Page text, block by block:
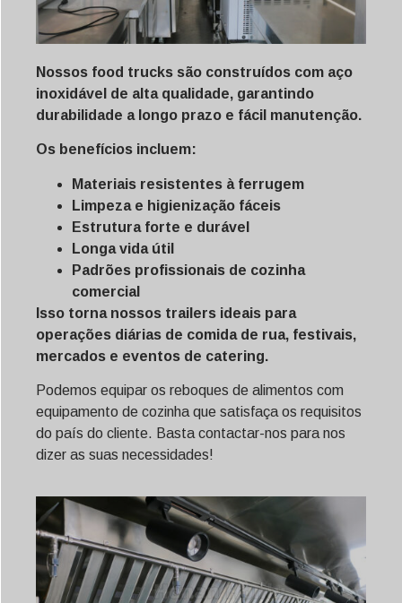
Nossos food trucks são construídos com aço
inoxidável de alta qualidade, garantindo
durabilidade a longo prazo e fácil manutenção.
Os benefícios incluem:
Materiais resistentes à ferrugem
Limpeza e higienização fáceis
Estrutura forte e durável
Longa vida útil
Padrões profissionais de cozinha
comercial
Isso torna nossos trailers ideais para
operações diárias de comida de rua, festivais,
mercados e eventos de catering.
Podemos equipar os reboques de alimentos com
equipamento de cozinha que satisfaça os requisitos
do país do cliente. Basta contactar-nos para nos
dizer as suas necessidades!